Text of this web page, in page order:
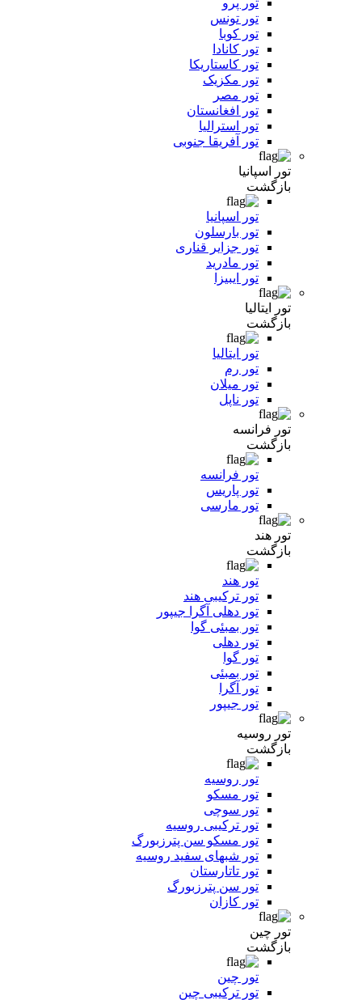
تور پرو
تور تونس
تور کوبا
تور کانادا
تور کاستاریکا
تور مکزیک
تور مصر
تور افغانستان
تور استرالیا
تور آفریقا جنوبی
تور اسپانیا
بازگشت
تور اسپانیا
تور بارسلون
تور جزایر قناری
تور مادرید
تور ایبیزا
تور ایتالیا
بازگشت
تور ایتالیا
تور رم
تور میلان
تور ناپل
تور فرانسه
بازگشت
تور فرانسه
تور پاریس
تور مارسی
تور هند
بازگشت
تور هند
تور ترکیبی هند
تور دهلی آگرا جیپور
تور بمبئی گوا
تور دهلی
تور گوا
تور بمبئی
تور آگرا
تور جیپور
تور روسیه
بازگشت
تور روسیه
تور مسکو
تور سوچی
تور ترکیبی روسیه
تور مسکو سن پترزبورگ
تور شبهای سفید روسیه
تور تاتارستان
تور سن پترزبورگ
تور کازان
تور چین
بازگشت
تور چین
تور ترکیبی چین